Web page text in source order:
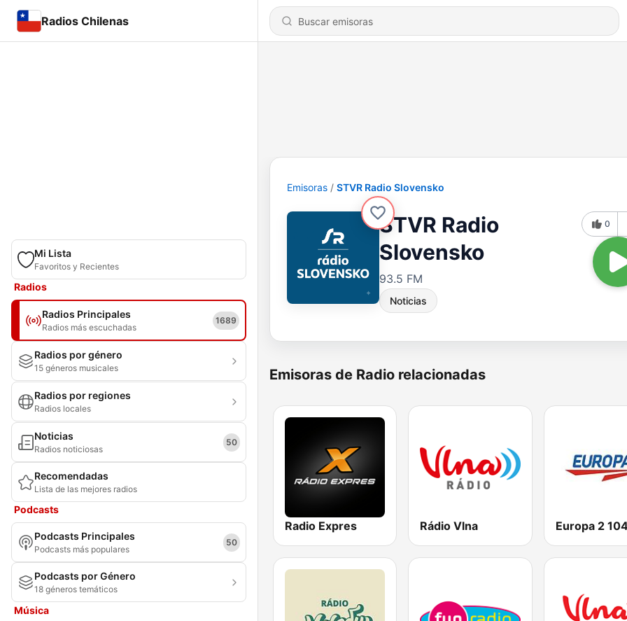
Radios Chilenas
Mi Lista
Favoritos y Recientes
Radios
Radios Principales
Radios más escuchadas
1689
Radios por género
15 géneros musicales
Radios por regiones
Radios locales
Noticias
Radios noticiosas
50
Recomendadas
Lista de las mejores radios
Podcasts
Podcasts Principales
Podcasts más populares
50
Podcasts por Género
18 géneros temáticos
Música
Emisoras STVR Radio Slovensko
STVR Radio
Slovensko
93.5 FM
Noticias
0
Emisoras de Radio relacionadas
Radio Expres Rádio Vlna